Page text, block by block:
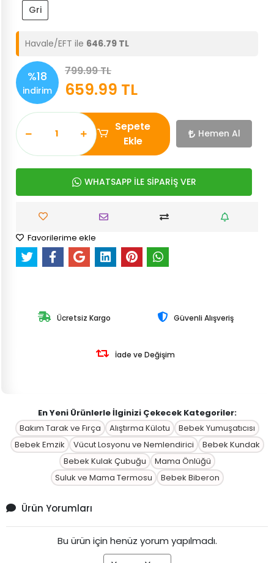
Gri
Havale/EFT ile 646.79 TL
%18
indirim
799.99 TL
659.99 TL
Sepete
Ekle
Hemen Al
WHATSAPP İLE SİPARİŞ VER
Favorilerime ekle
Ücretsiz Kargo Güvenli Alışveriş
İade ve Değişim
En Yeni Ürünlerle İlginizi Çekecek Kategoriler:
Bakım Tarak ve Fırça
Alıştırma Külotu
Bebek Yumuşatıcısı
Bebek Emzik
Vücut Losyonu ve Nemlendirici
Bebek Kundak
Bebek Kulak Çubuğu
Mama Önlüğü
Suluk ve Mama Termosu
Bebek Biberon
Ürün Yorumları
Bu ürün için henüz yorum yapılmadı.